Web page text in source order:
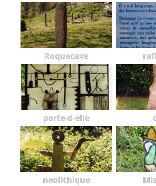
Roquecave
porte-d-elle
neolithique